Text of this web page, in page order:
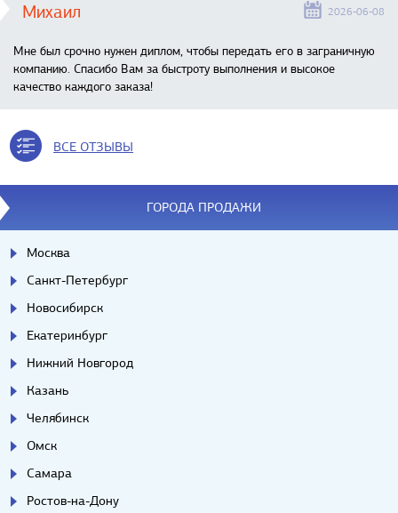
Михаил 2026-06-08
Мне был срочно нужен диплом, чтобы передать его в заграничную
компанию. Спасибо Вам за быстроту выполнения и высокое
качество каждого заказа!
ВСЕ ОТЗЫВЫ
ГОРОДА ПРОДАЖИ
Москва
Санкт-Петербург
Новосибирск
Екатеринбург
Нижний Новгород
Казань
Челябинск
Омск
Самара
Ростов-на-Дону